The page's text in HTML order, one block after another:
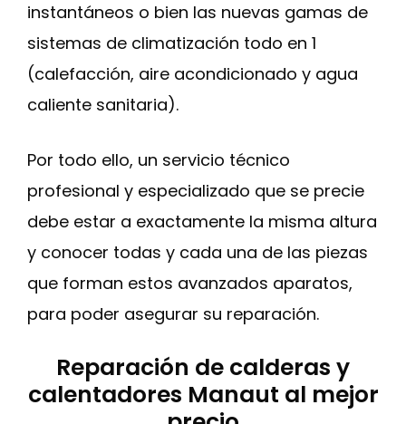
instantáneos o bien las nuevas gamas de
sistemas de climatización todo en 1
(calefacción, aire acondicionado y agua
caliente sanitaria).
Por todo ello, un servicio técnico
profesional y especializado que se precie
debe estar a exactamente la misma altura
y conocer todas y cada una de las piezas
que forman estos avanzados aparatos,
para poder asegurar su reparación.
Reparación de calderas y
calentadores Manaut al mejor